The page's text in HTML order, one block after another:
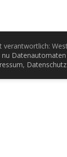
verantwortlich:
nu
, Datenschutz